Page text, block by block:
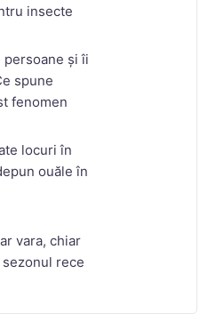
insecte
persoane și îi
spune
fenomen
locuri în
ouăle în
vara, chiar
rece